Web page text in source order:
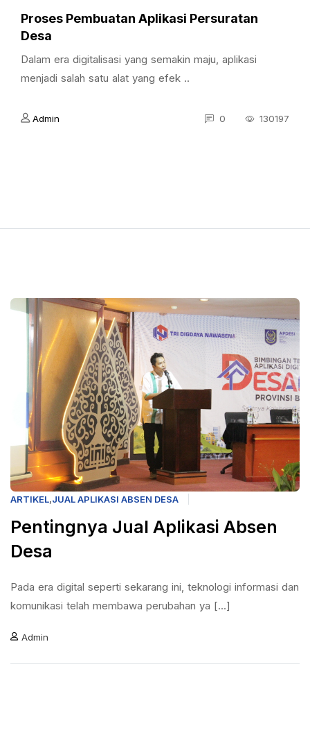
Proses Pembuatan Aplikasi Persuratan
Desa
Dalam era digitalisasi yang semakin maju, aplikasi
menjadi salah satu alat yang efek ..
Admin 0 130197
ARTIKEL,JUAL APLIKASI ABSEN DESA
Pentingnya Jual Aplikasi Absen
Desa
Pada era digital seperti sekarang ini, teknologi informasi dan
komunikasi telah membawa perubahan ya [...]
Admin